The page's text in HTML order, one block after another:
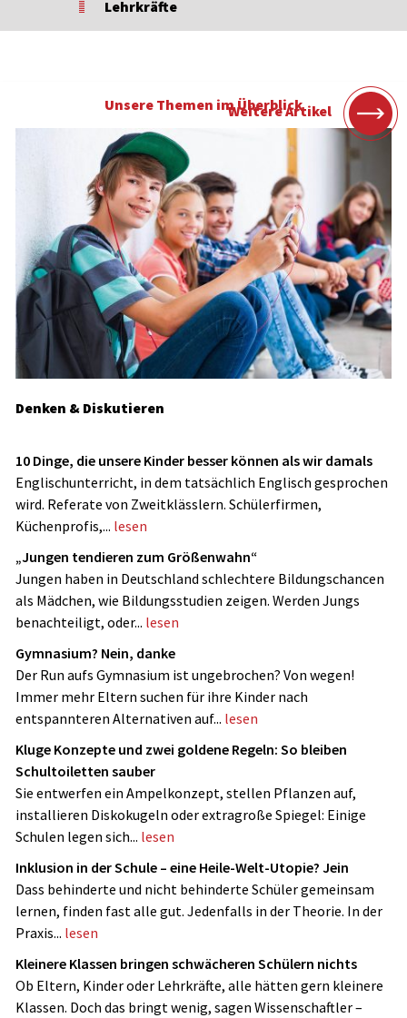
Lehrkräfte
Weitere Artikel
Unsere Themen im Überblick
Denken & Diskutieren
10 Dinge, die unsere Kinder besser können als wir damals
Englischunterricht, in dem tatsächlich Englisch gesprochen
wird. Referate von Zweitklässlern. Schülerfirmen,
Küchenprofis,... lesen
„Jungen tendieren zum Größenwahn“
Jungen haben in Deutschland schlechtere Bildungschancen
als Mädchen, wie Bildungsstudien zeigen. Werden Jungs
benachteiligt, oder... lesen
Gymnasium? Nein, danke
Der Run aufs Gymnasium ist ungebrochen? Von wegen!
Immer mehr Eltern suchen für ihre Kinder nach
entspannteren Alternativen auf... lesen
Kluge Konzepte und zwei goldene Regeln: So bleiben
Schultoiletten sauber
Sie entwerfen ein Ampelkonzept, stellen Pflanzen auf,
installieren Diskokugeln oder extragroße Spiegel: Einige
Schulen legen sich... lesen
Inklusion in der Schule – eine Heile-Welt-Utopie? Jein
Dass behinderte und nicht ­behinderte Schüler gemeinsam
lernen, finden fast alle gut. Jedenfalls in der Theorie. In der
Praxis... lesen
Kleinere Klassen bringen schwächeren Schülern nichts
Ob Eltern, Kinder oder Lehrkräfte, alle hätten gern kleinere
Klassen. Doch das bringt wenig, sagen Wissenschaftler –